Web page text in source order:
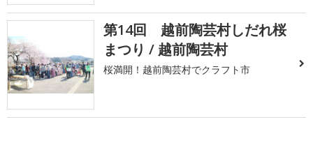
第14回 越前陶芸村しだれ桜
まつり / 越前陶芸村
桜満開！越前陶芸村でクラフト市